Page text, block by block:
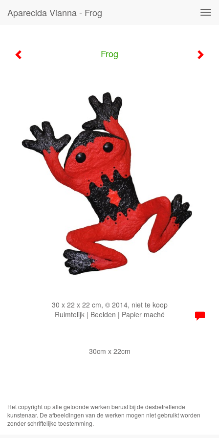
Aparecida Vianna - Frog
Frog
30 x 22 x 22 cm, © 2014, niet te koop
Ruimtelijk | Beelden | Papier maché
30cm x 22cm
Het copyright op alle getoonde werken berust bij de desbetreffende
kunstenaar. De afbeeldingen van de werken mogen niet gebruikt worden
zonder schriftelijke toestemming.